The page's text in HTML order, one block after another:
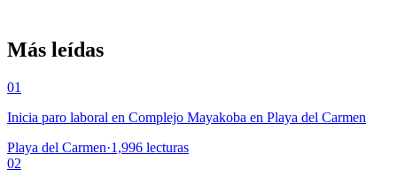
Más leídas
01
Inicia paro laboral en Complejo Mayakoba en Playa del Carmen
Playa del Carmen·1,996 lecturas
02